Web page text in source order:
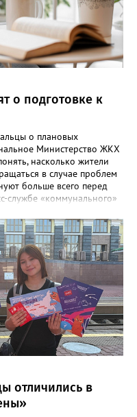
о подготовке к
о плановых
Министерство ЖКХ
насколько жители
в случае проблем
больше всего перед
службе «коммунального»
предлагают поделиться
зимы. Среди вариантов:
сезона, температура в
размер платы за
работе управляющей
хорошо» до
пару минут, но ваши
темы, которые
в
отличились в